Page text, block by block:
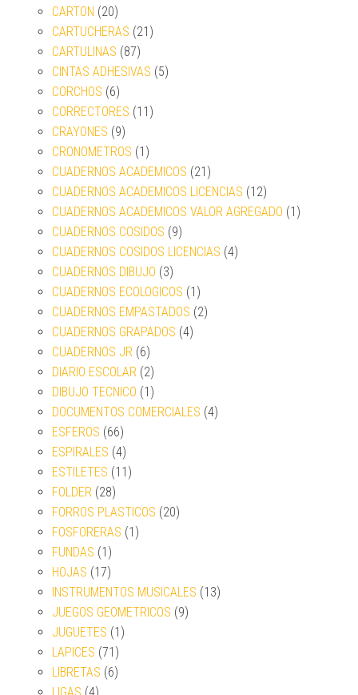
CARTON (20)
CARTUCHERAS (21)
CARTULINAS (87)
CINTAS ADHESIVAS (5)
CORCHOS (6)
CORRECTORES (11)
CRAYONES (9)
CRONOMETROS (1)
CUADERNOS ACADEMICOS (21)
CUADERNOS ACADEMICOS LICENCIAS (12)
CUADERNOS ACADEMICOS VALOR AGREGADO (1)
CUADERNOS COSIDOS (9)
CUADERNOS COSIDOS LICENCIAS (4)
CUADERNOS DIBUJO (3)
CUADERNOS ECOLOGICOS (1)
CUADERNOS EMPASTADOS (2)
CUADERNOS GRAPADOS (4)
CUADERNOS JR (6)
DIARIO ESCOLAR (2)
DIBUJO TECNICO (1)
DOCUMENTOS COMERCIALES (4)
ESFEROS (66)
ESPIRALES (4)
ESTILETES (11)
FOLDER (28)
FORROS PLASTICOS (20)
FOSFORERAS (1)
FUNDAS (1)
HOJAS (17)
INSTRUMENTOS MUSICALES (13)
JUEGOS GEOMETRICOS (9)
JUGUETES (1)
LAPICES (71)
LIBRETAS (6)
LIGAS (4)